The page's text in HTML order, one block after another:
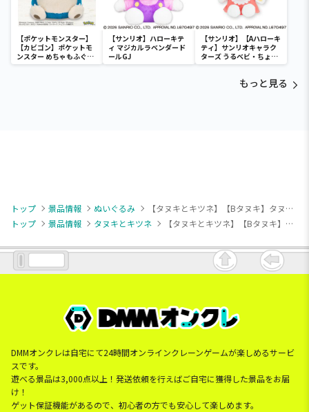
【ポケットモンスター】
【カビゴン】ポケットモ
ンスター めちゃもふぐっ
と ほっこりいやされぬい
【サンリオ】ハローキテ
ィ マジカルラベンダード
ールGJ
【サンリオ】【Aハローキ
ティ】サンリオキャラク
ターズ うるベビ・ちょい
デカドール
もっと見る
トップ 景品情報 ぬいぐるみ
【タヌキとキツネ】【Bタヌキ】タヌキとキツネ もふぐっとぬいぐるみ～ふたりでほっこり～
トップ
景品情報 タヌキとキツネ 【タヌキとキツネ】【Bタヌキ】タヌキとキツネ もふぐっとぬいぐるみ～ふたりでほっこり～
DMMオンクレは自宅にて24時間オンラインクレーンゲームが楽しめるサービ
スです。
遊べる景品は3,000点以上！発送依頼を行えばご自宅に獲得した景品をお届
け！
ゲット保証機能があるので、初心者の方でも安心して楽しめます。